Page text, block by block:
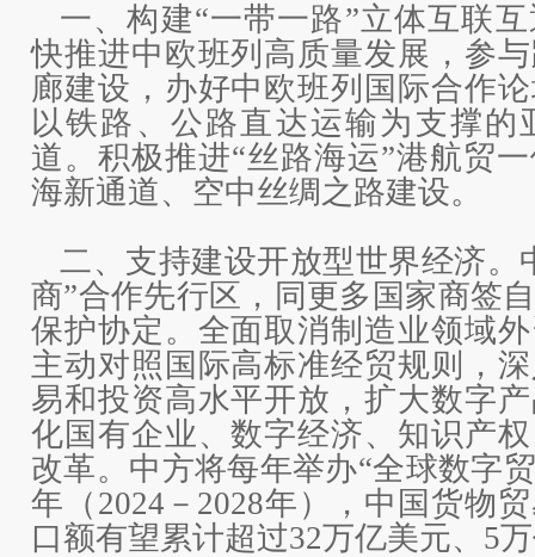
一、构建“一带一路”立体互联
快推进中欧班列高质量发展，参
廊建设，办好中欧班列国际合作
以铁路、公路直达运输为支撑的
道。积极推进“丝路海运”港航贸
海新通道、空中丝绸之路建设。
二、支持建设开放型世界经济。
商”合作先行区，同更多国家商签
保护协定。全面取消制造业领域
主动对照国际高标准经贸规则，
易和投资高水平开放，扩大数字
化国有企业、数字经济、知识产
改革。中方将每年举办“全球数字
年（2024－2028年），中国货物
口额有望累计超过32万亿美元、5